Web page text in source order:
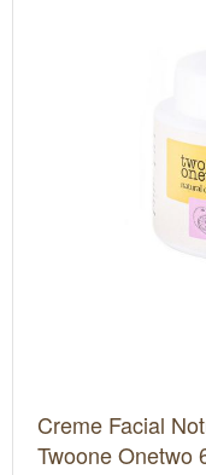
para
início
Creme Facial
Twoone Onetwo